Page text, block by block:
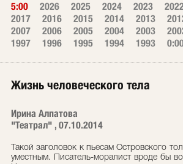
5:00 2026 2025 2024 2023
2017
2016 2015 2014 2013
2007
2006 2005 2004 2003
1997
1996 1995 1994 1993
Жизнь человеческого тела
Ирина Алпатова
"Театрал" , 07.10.2014
Такой заголовок к пьесам Островского
уместным. Писатель-моралист вроде бы